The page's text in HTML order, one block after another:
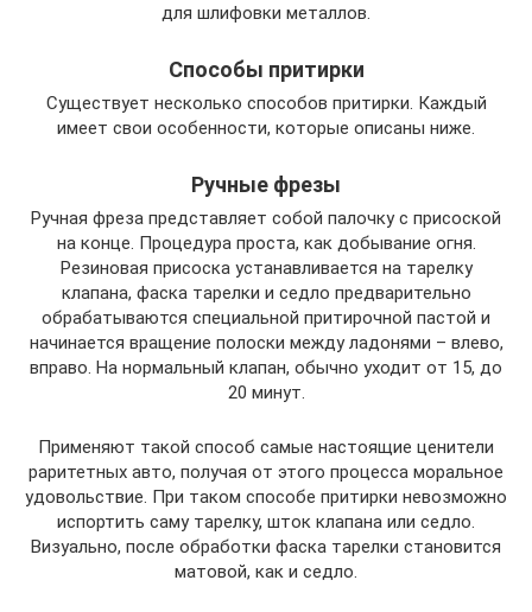
для шлифовки металлов.
Способы притирки
Существует несколько способов притирки. Каждый
имеет свои особенности, которые описаны ниже.
Ручные фрезы
Ручная фреза представляет собой палочку с присоской
на конце. Процедура проста, как добывание огня.
Резиновая присоска устанавливается на тарелку
клапана, фаска тарелки и седло предварительно
обрабатываются специальной притирочной пастой и
начинается вращение полоски между ладонями – влево,
вправо. На нормальный клапан, обычно уходит от 15, до
20 минут.
Применяют такой способ самые настоящие ценители
раритетных авто, получая от этого процесса моральное
удовольствие. При таком способе притирки невозможно
испортить саму тарелку, шток клапана или седло.
Визуально, после обработки фаска тарелки становится
матовой, как и седло.